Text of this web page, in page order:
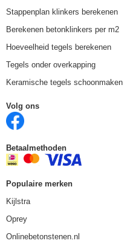
Stappenplan klinkers berekenen
Berekenen betonklinkers per m2
Hoeveelheid tegels berekenen
Tegels onder overkapping
Keramische tegels schoonmaken
Volg ons
Betaalmethoden
Populaire merken
Kijlstra
Oprey
Onlinebetonstenen.nl